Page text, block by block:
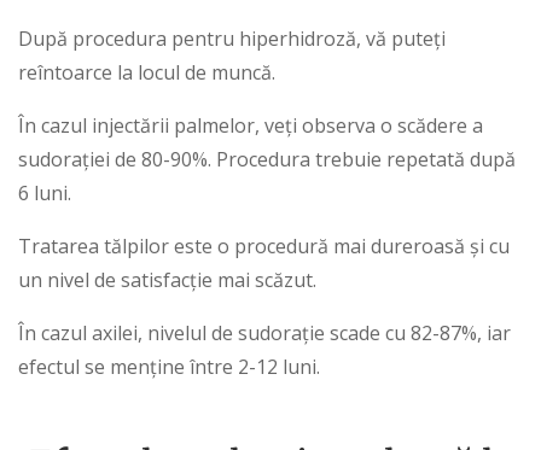
După procedura pentru hiperhidroză, vă puteți
reîntoarce la locul de muncă.
În cazul injectării palmelor, veți observa o scădere a
sudorației de 80-90%. Procedura trebuie repetată după
6 luni.
Tratarea tălpilor este o procedură mai dureroasă și cu
un nivel de satisfacție mai scăzut.
În cazul axilei, nivelul de sudorație scade cu 82-87%, iar
efectul se menține între 2-12 luni.